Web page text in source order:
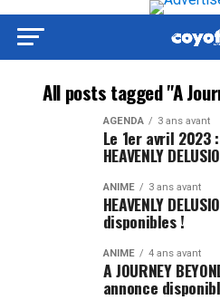
All posts tagged "A
AGENDA 3 ans avant
Le 1er avril 2023
HEAVENLY
ANIME 3 ans avant
HEAVENLY
disponibles !
ANIME 4 ans avant
A JOURNEY
annonce